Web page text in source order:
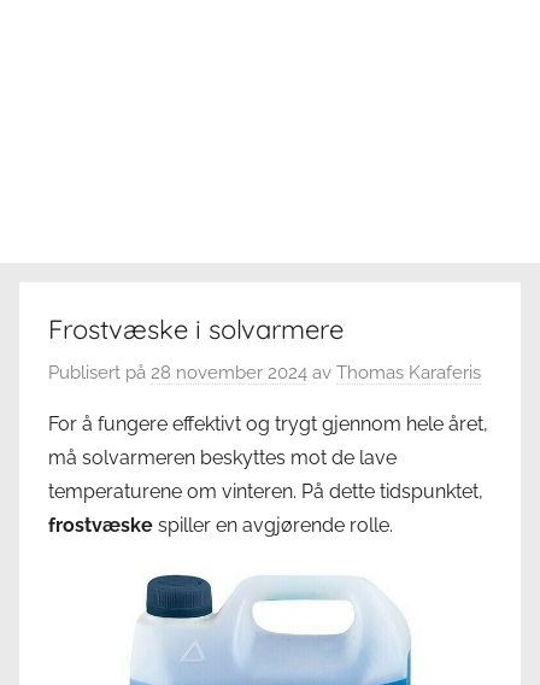
Frostvæske i solvarmere
Publisert på 28 november 2024 av Thomas Karaferis
For å fungere effektivt og trygt gjennom hele året,
må solvarmeren beskyttes mot de lave
temperaturene om vinteren. På dette tidspunktet,
frostvæske spiller en avgjørende rolle.